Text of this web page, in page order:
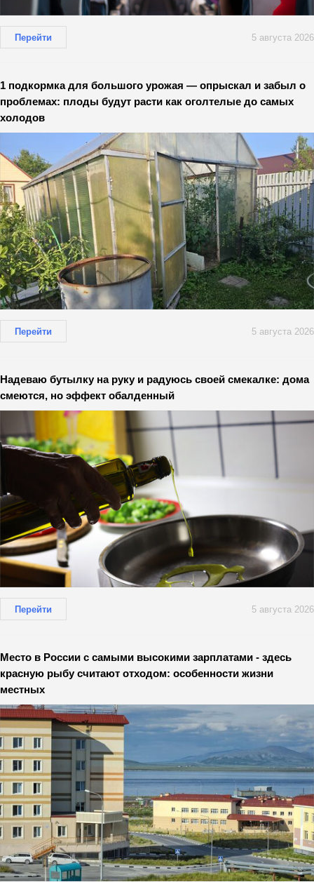
Перейти 5 августа 2026
1 подкормка для большого урожая — опрыскал и забыл о
проблемах: плоды будут расти как оголтелые до самых
холодов
Перейти 5 августа 2026
Надеваю бутылку на руку и радуюсь своей смекалке: дома
смеются, но эффект обалденный
Перейти 5 августа 2026
Место в России с самыми высокими зарплатами - здесь
красную рыбу считают отходом: особенности жизни
местных